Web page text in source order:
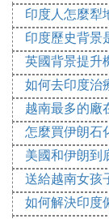
印度人怎麼犁
印度歷史背景
英國背景提升
如何去印度治
越南最多的廠
怎麼買伊朗石
美國和伊朗到
送給越南女孩
如何解決印度